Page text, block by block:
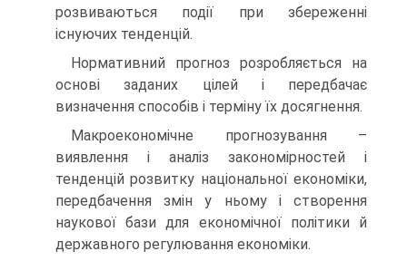
розвиваються події при збереженні
існуючих тенденцій.
Нормативний прогноз розробляється на
основі заданих цілей і передбачає
визначення способів і терміну їх досягнення.
Макроекономічне прогнозування –
виявлення і аналіз закономірностей і
тенденцій розвитку національної економіки,
передбачення змін у ньому і створення
наукової бази для економічної політики й
державного регулювання економіки.